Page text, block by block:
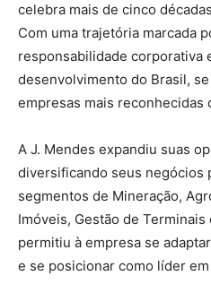
celebra mais de cinco
Com uma trajetória marcada
responsabilidade corporativa
desenvolvimento do Brasil,
empresas mais reconhecidas
A J. Mendes expandiu suas
diversificando seus negócios
segmentos de Mineração,
Imóveis, Gestão de
permitiu à empresa se
e se posicionar como líder